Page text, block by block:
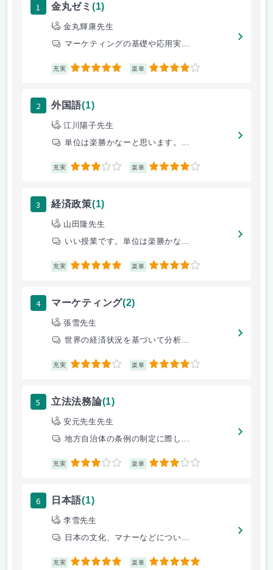
1 金丸ゼミ (1)
金丸輝康先生
マーケティングの基礎や応用実...
充実 5 楽単 4
2 外国語(1)
江川陽子先生
単位は楽勝かなーと思います。...
充実 3 楽単 4
3 経済政策(1)
山田隆先生
いい授業です。単位は楽勝かな...
充実 5 楽単 4
4 マーケティング(2)
張雪先生
世界の経済状況を基づいて分析...
充実 4 楽単 4
5 立法法務論(1)
安元先生先生
地方自治体の条例の制定に際し...
充実 3 楽単 3
6 日本語(1)
李雪先生
日本の文化、マナーなどについ...
充実 5 楽単 5